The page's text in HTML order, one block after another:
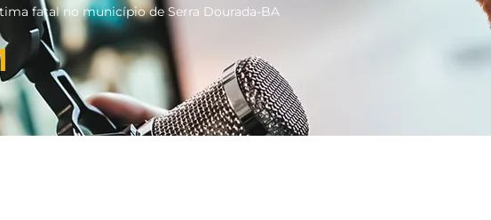
fatal no município de Serra Dourada-BA